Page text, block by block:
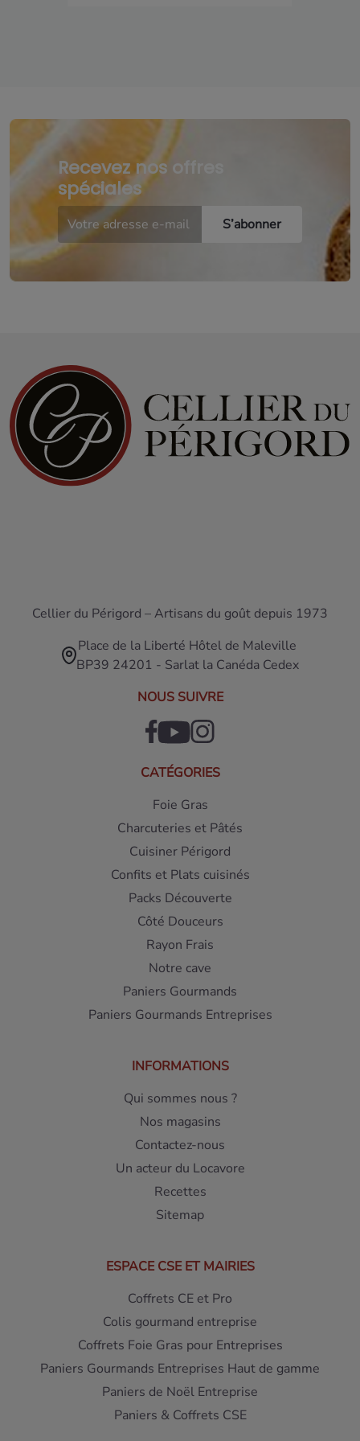
Recevez nos offres
spéciales
Cellier du Périgord – Artisans du goût depuis 1973
Place de la Liberté Hôtel de Maleville
BP39 24201 - Sarlat la Canéda Cedex
NOUS SUIVRE
CATÉGORIES
Foie Gras
Charcuteries et Pâtés
Cuisiner Périgord
Confits et Plats cuisinés
Packs Découverte
Côté Douceurs
Rayon Frais
Notre cave
Paniers Gourmands
Paniers Gourmands Entreprises
INFORMATIONS
Qui sommes nous ?
Nos magasins
Contactez-nous
Un acteur du Locavore
Recettes
Sitemap
ESPACE CSE ET MAIRIES
Coffrets CE et Pro
Colis gourmand entreprise
Coffrets Foie Gras pour Entreprises
Paniers Gourmands Entreprises Haut de gamme
Paniers de Noël Entreprise
Paniers & Coffrets CSE